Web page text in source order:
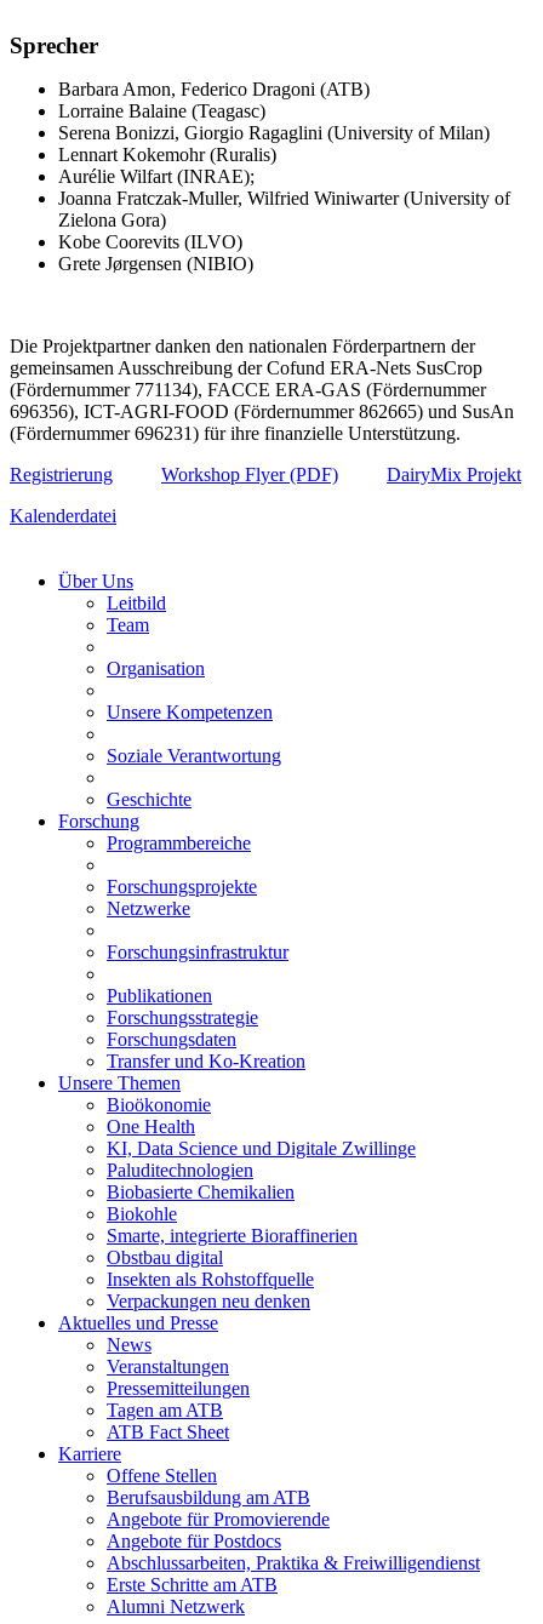
Sprecher
Barbara Amon, Federico Dragoni (ATB)
Lorraine Balaine (Teagasc)
Serena Bonizzi, Giorgio Ragaglini (University of Milan)
Lennart Kokemohr (Ruralis)
Aurélie Wilfart (INRAE);
Joanna Fratczak-Muller, Wilfried Winiwarter (University of
Zielona Gora)
Kobe Coorevits (ILVO)
Grete Jørgensen (NIBIO)
Die Projektpartner danken den nationalen Förderpartnern der
gemeinsamen Ausschreibung der Cofund ERA-Nets SusCrop
(Fördernummer 771134), FACCE ERA-GAS (Fördernummer
696356), ICT-AGRI-FOOD (Fördernummer 862665) und SusAn
(Fördernummer 696231) für ihre finanzielle Unterstützung.
Registrierung
Workshop Flyer (PDF)
DairyMix Projekt
Kalenderdatei
Über Uns
Leitbild
Team
Organisation
Unsere Kompetenzen
Soziale Verantwortung
Geschichte
Forschung
Programmbereiche
Forschungsprojekte
Netzwerke
Forschungsinfrastruktur
Publikationen
Forschungsstrategie
Forschungsdaten
Transfer und Ko-Kreation
Unsere Themen
Bioökonomie
One Health
KI, Data Science und Digitale Zwillinge
Paluditechnologien
Biobasierte Chemikalien
Biokohle
Smarte, integrierte Bioraffinerien
Obstbau digital
Insekten als Rohstoffquelle
Verpackungen neu denken
Aktuelles und Presse
News
Veranstaltungen
Pressemitteilungen
Tagen am ATB
ATB Fact Sheet
Karriere
Offene Stellen
Berufsausbildung am ATB
Angebote für Promovierende
Angebote für Postdocs
Abschlussarbeiten, Praktika & Freiwilligendienst
Erste Schritte am ATB
Alumni Netzwerk